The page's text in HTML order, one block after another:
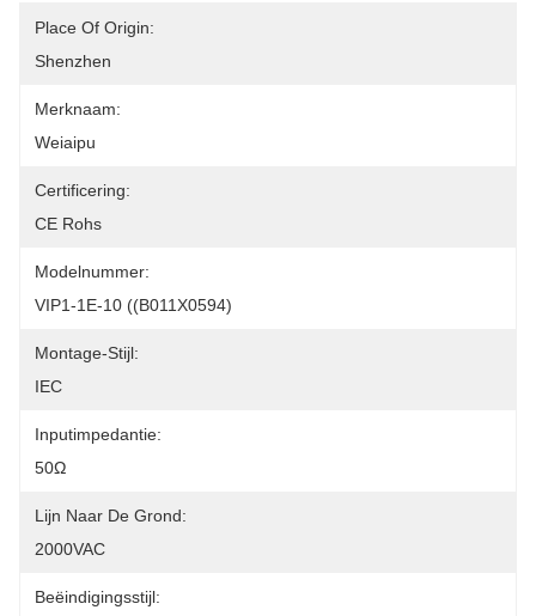
Place Of Origin:
Shenzhen
Merknaam:
Weiaipu
Certificering:
CE Rohs
Modelnummer:
VIP1-1E-10 ((B011X0594)
Montage-Stijl:
IEC
Inputimpedantie:
50Ω
Lijn Naar De Grond:
2000VAC
Beëindigingsstijl: